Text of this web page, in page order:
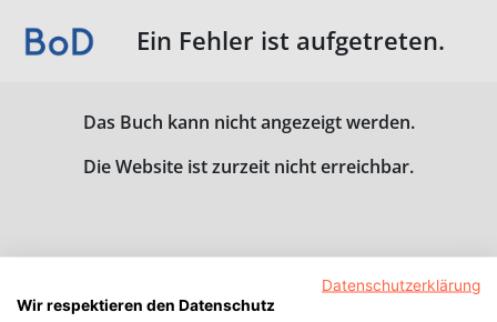
Ein Fehler ist aufgetreten.
Das Buch kann nicht angezeigt werden.
Die Website ist zurzeit nicht erreichbar.
Datenschutzerklärung
Wir respektieren den Datenschutz